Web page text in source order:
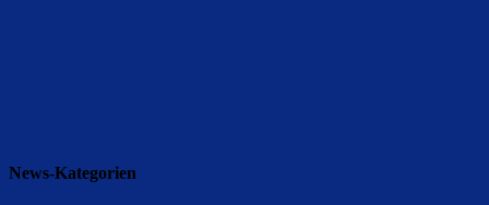
News-Kategorien